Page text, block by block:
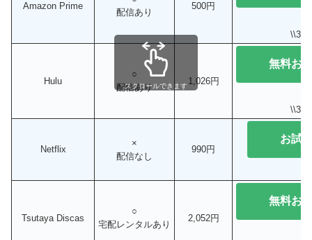
Amazon Prime
配信あり
500円
\\30
Hulu
○
配信あり
1,026円
無料お
\\31
Netflix
×
配信なし
990円
お試
Tsutaya Discas
○
宅配レンタルあり
2,052円
無料お
スクロールできます